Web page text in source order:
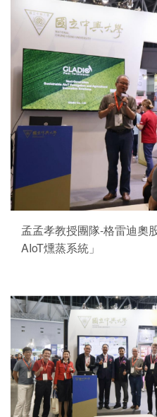
孟孟孝教授團隊-格雷迪奧
AIoT燻蒸系統」